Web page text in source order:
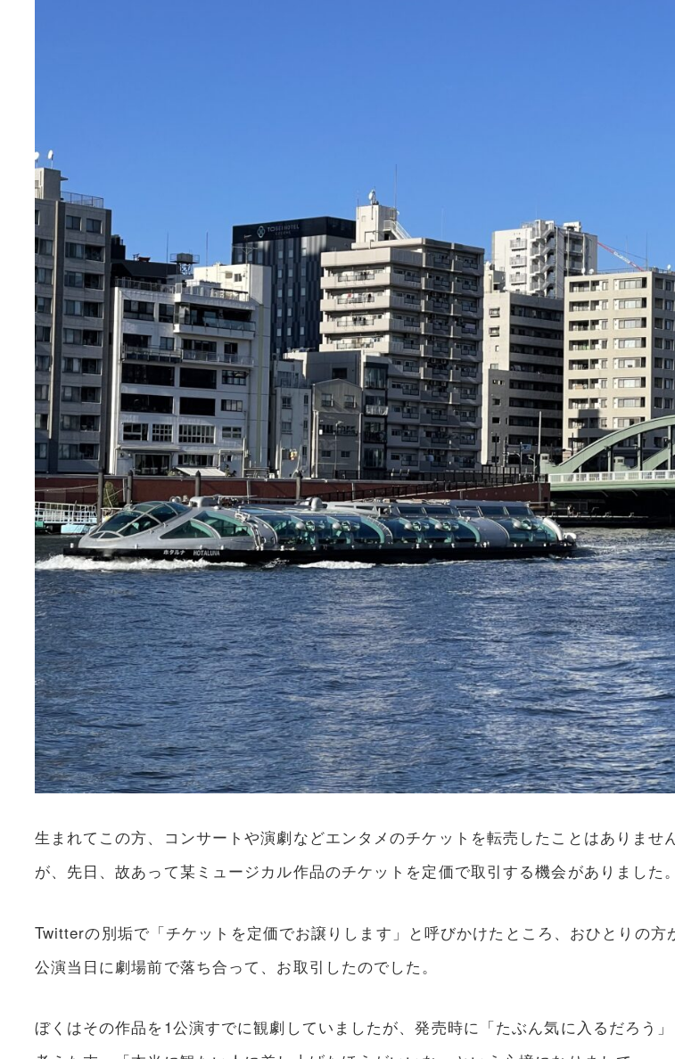
生まれてこの方、コンサートや演劇などエンタメのチケットを転売したことはありません
が、先日、故あって某ミュージカル作品のチケットを定価で取引する機会がありました。
Twitterの別垢で「チケットを定価でお譲りします」と呼びかけたところ、おひとりの方
公演当日に劇場前で落ち合って、お取引したのでした。
ぼくはその作品を1公演すでに観劇していましたが、発売時に「たぶん気に入るだろう